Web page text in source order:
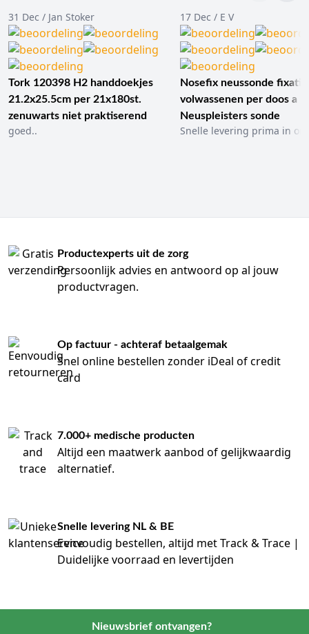
31 Dec / Jan Stoker
Tork 120398 H2 handdoekjes
21.2x25.5cm per 21x180st.
zenuwarts niet praktiserend
goed..
17 Dec / E V
Nosefix neussonde
volwassenen per doos a
Neuspleisters sonde
Snelle levering prima in
Productexperts uit de zorg
Persoonlijk advies en antwoord op al jouw
productvragen.
Op factuur - achteraf betaalgemak
Snel online bestellen zonder iDeal of credit
card
7.000+ medische producten
Altijd een maatwerk aanbod of gelijkwaardig
alternatief.
Snelle levering NL & BE
Eenvoudig bestellen, altijd met Track & Trace |
Duidelijke voorraad en levertijden
Nieuwsbrief ontvangen?